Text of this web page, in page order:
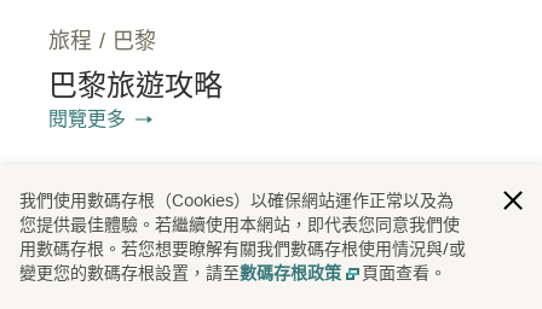
旅程 / 巴黎
巴黎旅遊攻略
閱覽更多
珀斯旅遊資訊
我們使用數碼存根（Cookies）以確保網站運作正常以及為
您提供最佳體驗。若繼續使用本網站，即代表您同意我們使
用數碼存根。若您想要瞭解有關我們數碼存根使用情況與/或
變更您的數碼存根設置，請至數碼存根政策 頁面查看。